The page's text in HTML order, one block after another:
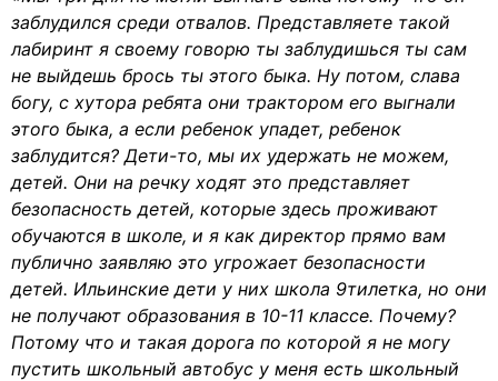
заблудился среди отвалов. Представляете такой
лабиринт я своему говорю ты заблудишься ты сам
не выйдешь брось ты этого быка. Ну потом, слава
богу, с хутора ребята они трактором его выгнали
этого быка, а если ребенок упадет, ребенок
заблудится? Дети-то, мы их удержать не можем,
детей. Они на речку ходят это представляет
безопасность детей, которые здесь проживают
обучаются в школе, и я как директор прямо вам
публично заявляю это угрожает безопасности
детей. Ильинские дети у них школа 9тилетка, но они
не получают образования в 10-11 классе. Почему?
Потому что и такая дорога по которой я не могу
пустить школьный автобус у меня есть школьный